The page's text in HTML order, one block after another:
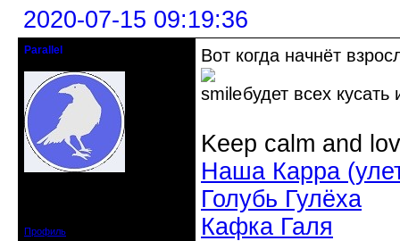
2020-07-15 09:19:36
Parallel
Профиль
Вот когда начнёт
будет всех кусать
Keep calm and
Наша Карра
Голубь Гулёха
Кафка Галя